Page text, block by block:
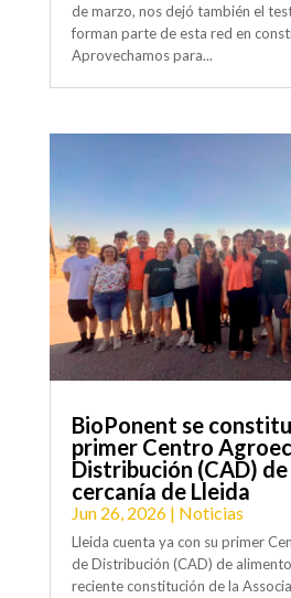
de marzo, nos dejó también el
forman parte de esta red en
Aprovechamos para...
BioPonent se
primer Centro
Distribución (CAD)
cercanía de Lleida
Jun 26, 2026| Noticias
Lleida cuenta ya con su primer
de Distribución (CAD) de
reciente constitución de la